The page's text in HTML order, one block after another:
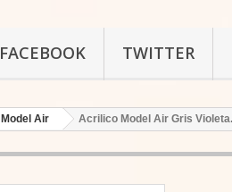
FACEBOOK TWITTER
Model Air Acrilico Model Air Gris